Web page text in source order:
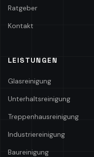
Ratgeber
Kontakt
LEISTUNGEN
Glasreinigung
Unterhaltsreinigung
Treppenhausreinigung
Industriereinigung
Baureinigung